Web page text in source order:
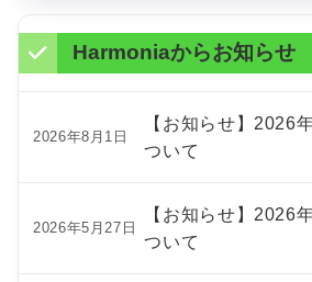
Harmoniaからお知らせ
2026年8月1日
【お知らせ】2026
ついて
2026年5月27日
【お知らせ】2026
ついて